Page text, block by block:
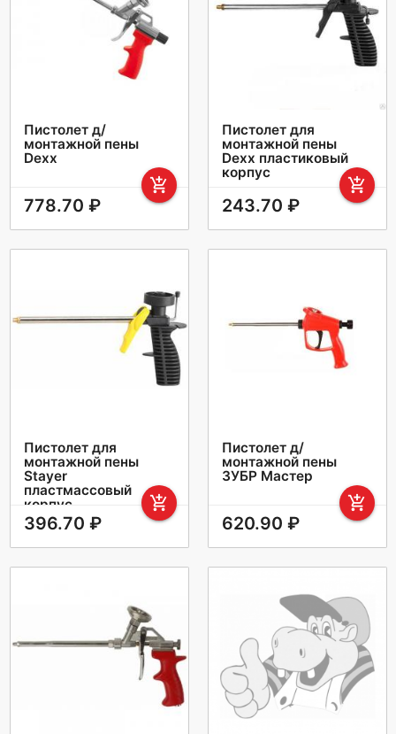
Пистолет д/
монтажной пены
Dexx
add_shopping_cart
778.70 ₽
Пистолет для
монтажной пены
Dexx пластиковый
корпус
add_shopping_cart
243.70 ₽
Пистолет для
монтажной пены
Stayer
пластмассовый
корпус
add_shopping_cart
396.70 ₽
Пистолет д/
монтажной пены
ЗУБР Мастер
add_shopping_cart
620.90 ₽